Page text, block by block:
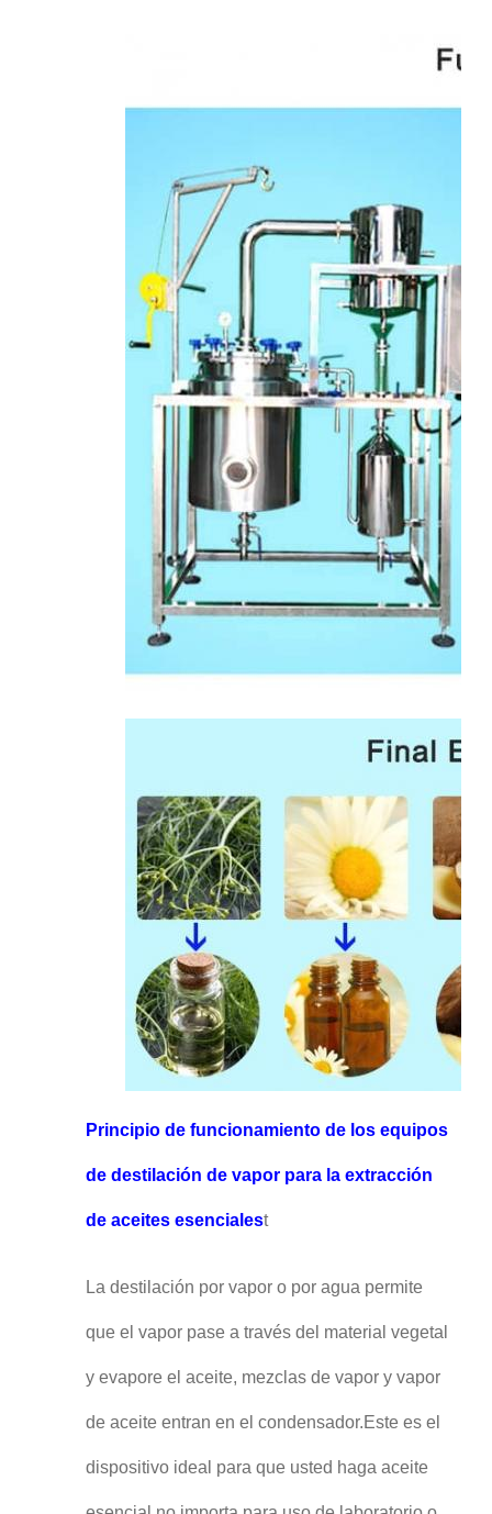
Principio de funcionamiento de los equipos
de destilación de vapor para la extracción
de aceites esencialest
La destilación por vapor o por agua permite
que el vapor pase a través del material vegetal
y evapore el aceite, mezclas de vapor y vapor
de aceite entran en el condensador.Este es el
dispositivo ideal para que usted haga aceite